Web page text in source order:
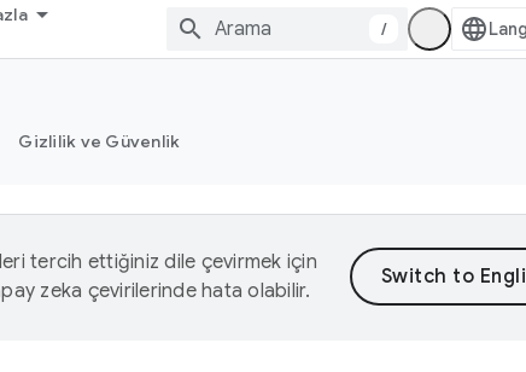
/
Gizlilik ve Güvenlik
tercih ettiğiniz dile çevirmek için
zeka çevirilerinde hata olabilir.